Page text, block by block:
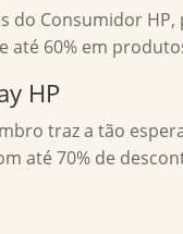
do Consumidor
até 60% em
HP
traz a tão
até 70% de